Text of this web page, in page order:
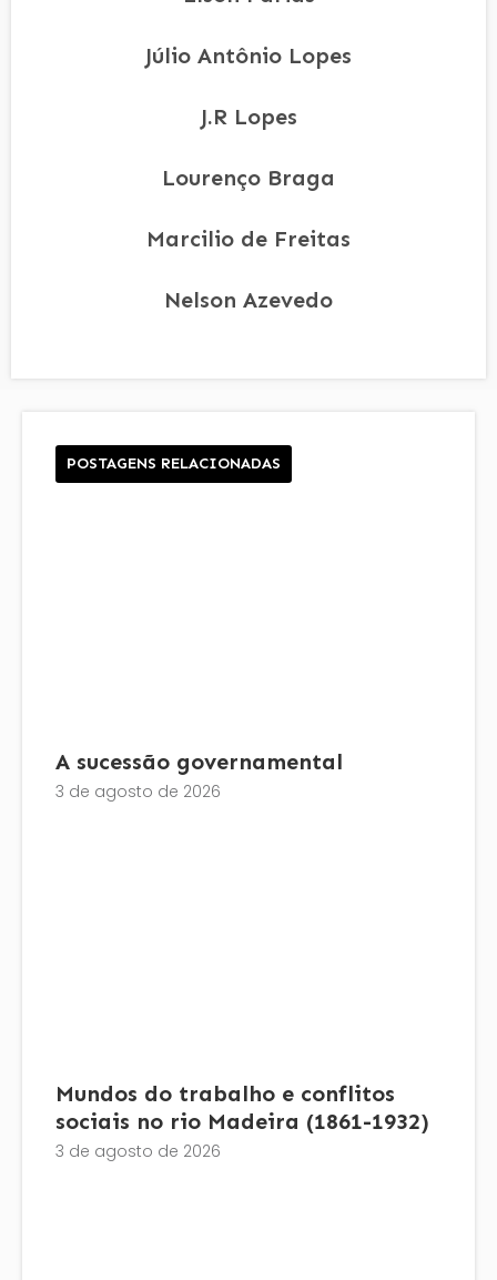
Júlio Antônio Lopes
J.R Lopes
Lourenço Braga
Marcilio de Freitas
Nelson Azevedo
POSTAGENS RELACIONADAS
A sucessão governamental
3 de agosto de 2026
Mundos do trabalho e conflitos
sociais no rio Madeira (1861-1932)
3 de agosto de 2026